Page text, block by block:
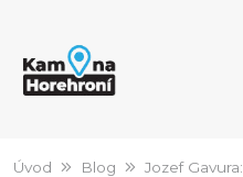
Úvod Blog Jozef